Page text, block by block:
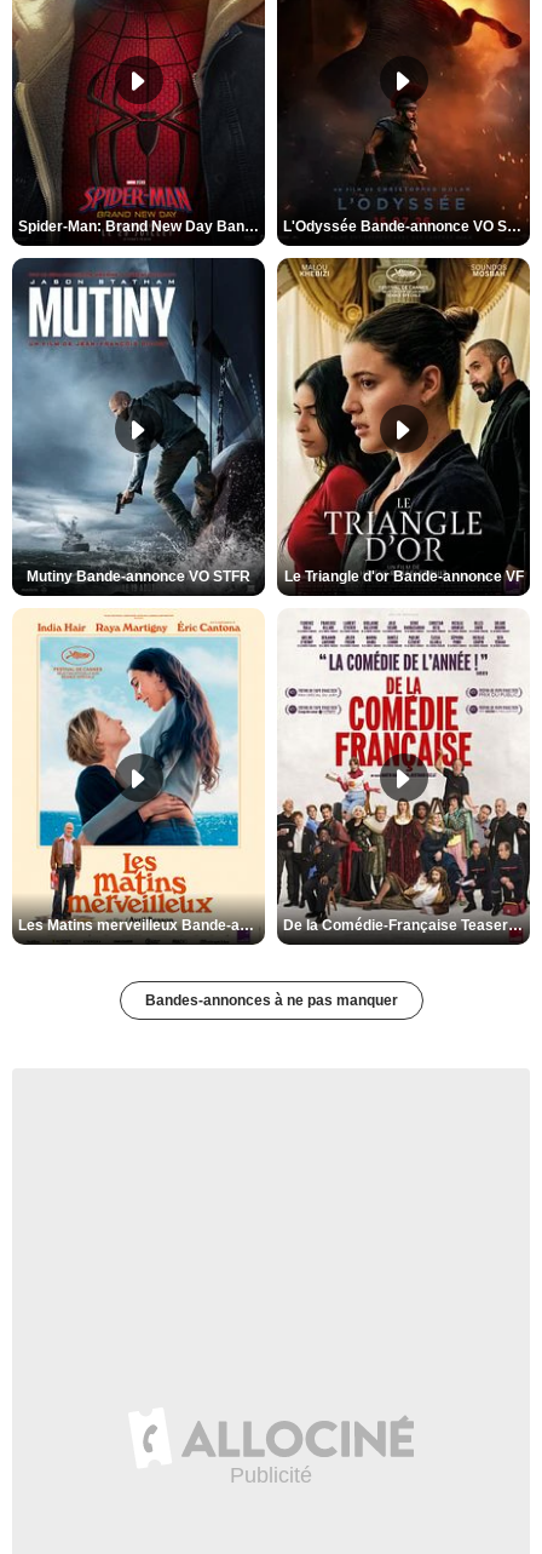
Spider-Man: Brand New Day Bande-annonce VO STFR L'Odyssée Bande-annonce VO STFR
Mutiny Bande-annonce VO STFR Le Triangle d'or Bande-annonce VF
Les Matins merveilleux Bande-annonce VF De la Comédie-Française Teaser VF
Bandes-annonces à ne pas manquer